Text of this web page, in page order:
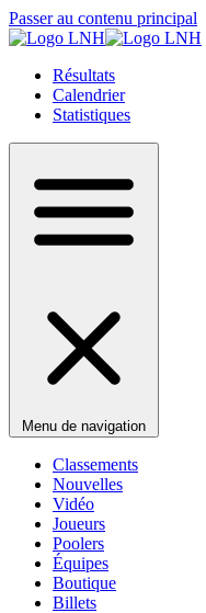
Passer au contenu principal
Résultats
Calendrier
Statistiques
Menu de navigation
Classements
Nouvelles
Vidéo
Joueurs
Poolers
Équipes
Boutique
Billets